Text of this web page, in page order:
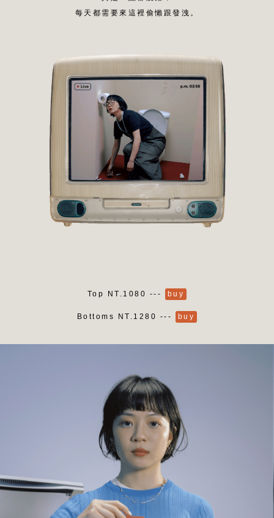
每天都需要來這裡偷懶跟發洩。
Top NT.1080 --- buy
Bottoms NT.1280 --- buy